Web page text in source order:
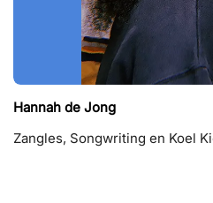
Hannah de Jong
Zangles, Songwriting en Koel